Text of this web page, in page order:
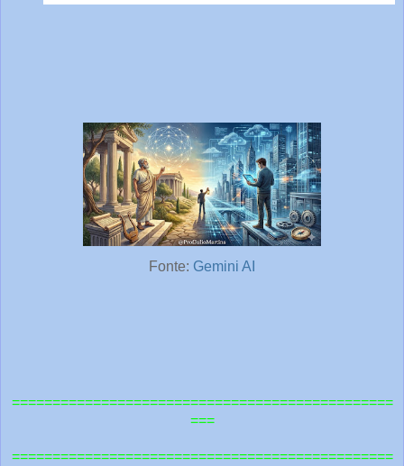
Fonte: Gemini AI
===============================================
===
===============================================